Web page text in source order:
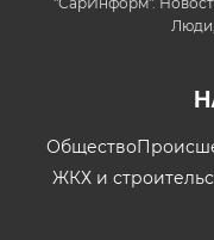
Общество
ЖКХ и